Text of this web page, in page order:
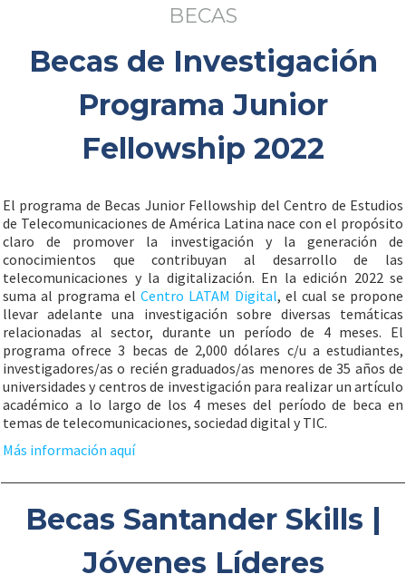
BECAS
Becas de Investigación
Programa Junior
Fellowship 2022
El programa de Becas Junior Fellowship del Centro de Estudios
de Telecomunicaciones de América Latina nace con el propósito
claro de promover la investigación y la generación de
conocimientos que contribuyan al desarrollo de las
telecomunicaciones y la digitalización. En la edición 2022 se
suma al programa el Centro LATAM Digital, el cual se propone
llevar adelante una investigación sobre diversas temáticas
relacionadas al sector, durante un período de 4 meses. El
programa ofrece 3 becas de 2,000 dólares c/u a estudiantes,
investigadores/as o recién graduados/as menores de 35 años de
universidades y centros de investigación para realizar un artículo
académico a lo largo de los 4 meses del período de beca en
temas de telecomunicaciones, sociedad digital y TIC.
Más información aquí
Becas Santander Skills |
Jóvenes Líderes